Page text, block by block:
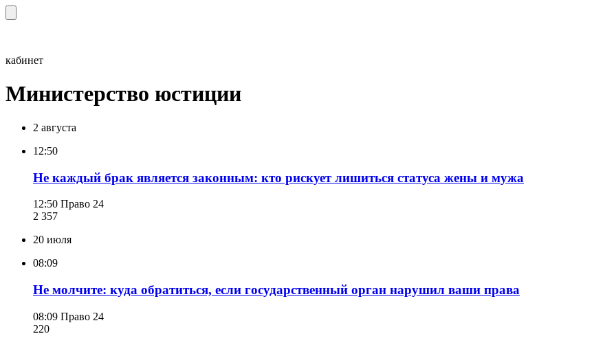
кабинет
Министерство юстиции
2 августа
12:50
Не каждый брак является законным: кто рискует лишиться статуса жены и мужа
12:50 Право 24
2 357
20 июля
08:09
Не молчите: куда обратиться, если государственный орган нарушил ваши права
08:09 Право 24
220